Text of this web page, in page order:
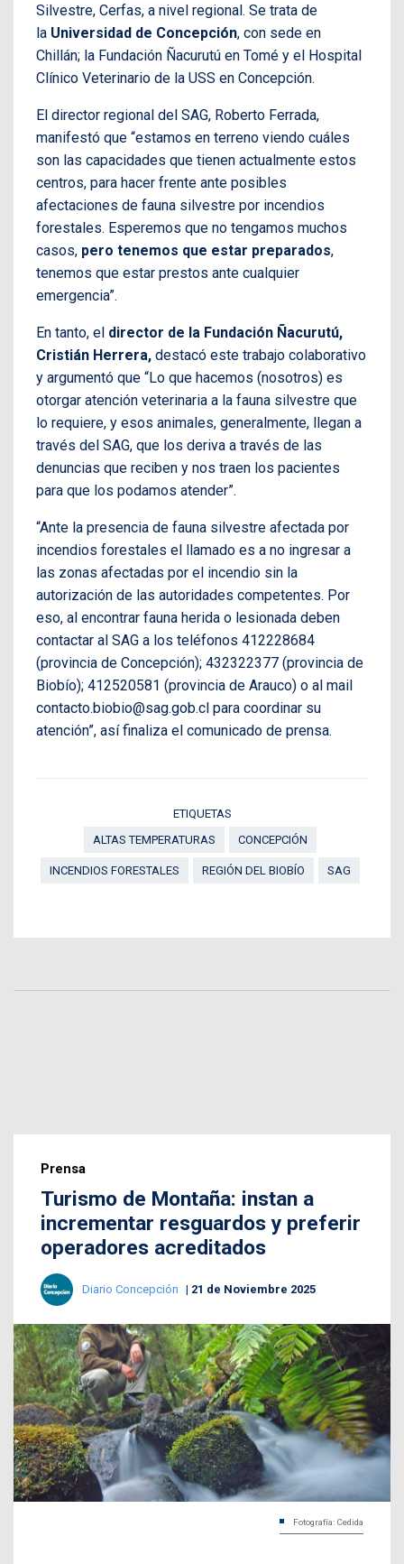
Silvestre, Cerfas, a nivel regional. Se trata de
la Universidad de Concepción, con sede en
Chillán; la Fundación Ñacurutú en Tomé y el Hospital
Clínico Veterinario de la USS en Concepción.
El director regional del SAG, Roberto Ferrada,
manifestó que “estamos en terreno viendo cuáles
son las capacidades que tienen actualmente estos
centros, para hacer frente ante posibles
afectaciones de fauna silvestre por incendios
forestales. Esperemos que no tengamos muchos
casos, pero tenemos que estar preparados,
tenemos que estar prestos ante cualquier
emergencia”.
En tanto, el director de la Fundación Ñacurutú,
Cristián Herrera, destacó este trabajo colaborativo
y argumentó que “Lo que hacemos (nosotros) es
otorgar atención veterinaria a la fauna silvestre que
lo requiere, y esos animales, generalmente, llegan a
través del SAG, que los deriva a través de las
denuncias que reciben y nos traen los pacientes
para que los podamos atender”.
“Ante la presencia de fauna silvestre afectada por
incendios forestales el llamado es a no ingresar a
las zonas afectadas por el incendio sin la
autorización de las autoridades competentes. Por
eso, al encontrar fauna herida o lesionada deben
contactar al SAG a los teléfonos 412228684
(provincia de Concepción); 432322377 (provincia de
Biobío); 412520581 (provincia de Arauco) o al mail
contacto.biobio@sag.gob.cl para coordinar su
atención”, así finaliza el comunicado de prensa.
ETIQUETAS
ALTAS TEMPERATURAS
CONCEPCIÓN
INCENDIOS FORESTALES REGIÓN DEL BIOBÍO SAG
Prensa
Turismo de Montaña: instan a
incrementar resguardos y preferir
operadores acreditados
Diario Concepción 21 de Noviembre 2025
Fotografía: Cedida